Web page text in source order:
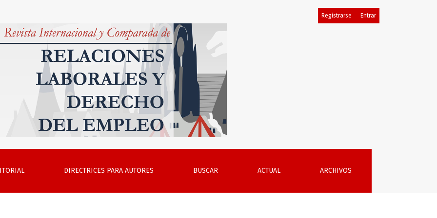
contemporánea y zonas grises laborales. Un estudio comparado entre España y Ecuador
DIRECTRICES PARA AUTORES BUSCAR ACTUAL ARCHIVOS
Registrarse Entrar